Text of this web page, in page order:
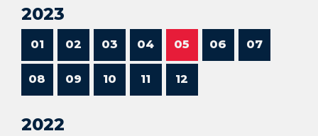
2023
01 02 03 04 05 06 07
08 09 10 11 12
2022